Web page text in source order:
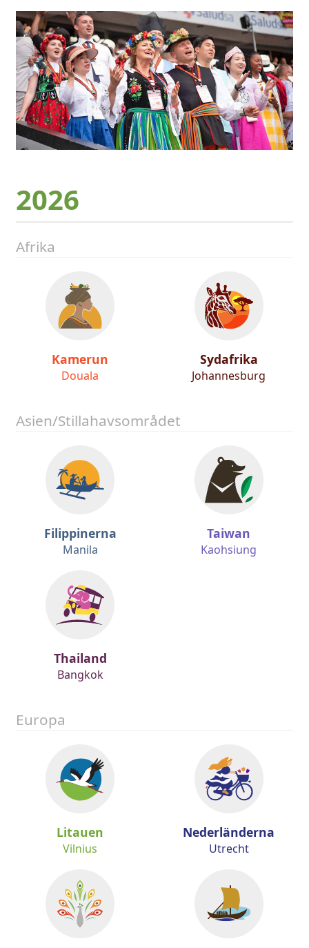
2026
Afrika
Kamerun
Douala
Sydafrika
Johannesburg
Asien/Stillahavsområdet
Filippinerna
Manila
Taiwan
Kaohsiung
Thailand
Bangkok
Europa
Litauen
Vilnius
Nederländerna
Utrecht